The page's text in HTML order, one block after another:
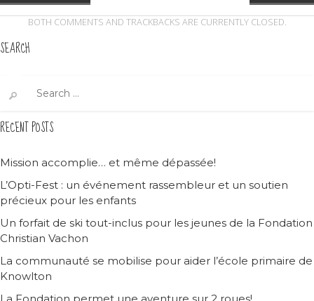
BOTH COMMENTS AND TRACKBACKS ARE CURRENTLY CLOSED.
SEARCH
for:
RECENT POSTS
Mission accomplie… et même dépassée!
L’Opti-Fest : un événement rassembleur et un soutien
précieux pour les enfants
Un forfait de ski tout-inclus pour les jeunes de la Fondation
Christian Vachon
La communauté se mobilise pour aider l’école primaire de
Knowlton